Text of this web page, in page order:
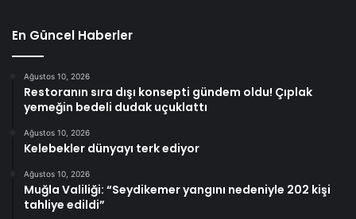
En Güncel Haberler
Ağustos 10, 2026
Restoranın sıra dışı konsepti gündem oldu! Çıplak
yemeğin bedeli dudak uçuklattı
Ağustos 10, 2026
Kelebekler dünyayı terk ediyor
Ağustos 10, 2026
Muğla Valiliği: “Seydikemer yangını nedeniyle 202 kişi
tahliye edildi”